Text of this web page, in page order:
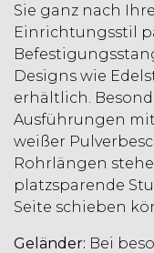
Sie ganz nach
Einrichtungsstil
Designs wie
erhältlich.
Ausführungen
weißer
Rohrlängen
platzsparende
Seite schieben
Geländer: Bei